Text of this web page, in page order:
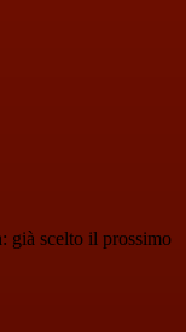
già scelto il prossimo